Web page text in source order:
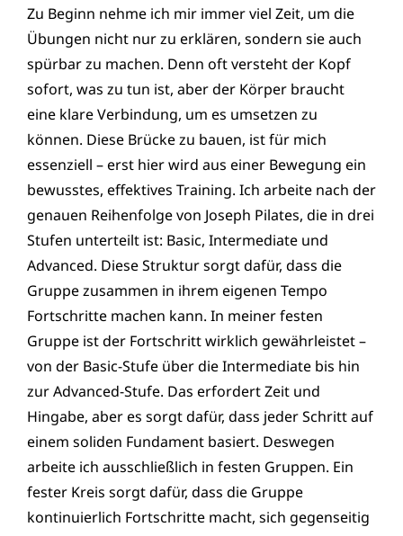
Zu Beginn nehme ich mir immer viel Zeit, um die
Übungen nicht nur zu erklären, sondern sie auch
spürbar zu machen. Denn oft versteht der Kopf
sofort, was zu tun ist, aber der Körper braucht
eine klare Verbindung, um es umsetzen zu
können. Diese Brücke zu bauen, ist für mich
essenziell – erst hier wird aus einer Bewegung ein
bewusstes, effektives Training. Ich arbeite nach der
genauen Reihenfolge von Joseph Pilates, die in drei
Stufen unterteilt ist: Basic, Intermediate und
Advanced. Diese Struktur sorgt dafür, dass die
Gruppe zusammen in ihrem eigenen Tempo
Fortschritte machen kann. In meiner festen
Gruppe ist der Fortschritt wirklich gewährleistet –
von der Basic-Stufe über die Intermediate bis hin
zur Advanced-Stufe. Das erfordert Zeit und
Hingabe, aber es sorgt dafür, dass jeder Schritt auf
einem soliden Fundament basiert. Deswegen
arbeite ich ausschließlich in festen Gruppen. Ein
fester Kreis sorgt dafür, dass die Gruppe
kontinuierlich Fortschritte macht, sich gegenseitig